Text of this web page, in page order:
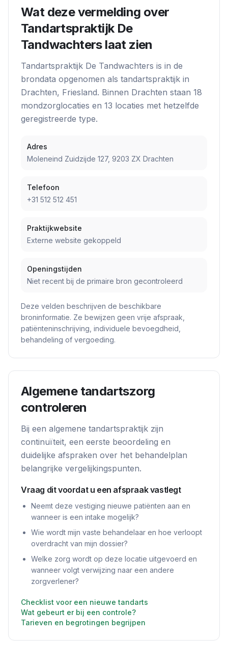
Wat deze vermelding over
Tandartspraktijk De
Tandwachterslaat zien
Tandartspraktijk De Tandwachters is in de
brondata opgenomen als tandartspraktijk in
Drachten, Friesland. Binnen Drachten staan 18
mondzorglocaties en 13 locaties met hetzelfde
geregistreerde type.
Adres
Moleneind Zuidzijde 127, 9203 ZX Drachten
Telefoon
+31 512 512 451
Praktijkwebsite
Externe website gekoppeld
Openingstijden
Niet recent bij de primaire bron gecontroleerd
Deze velden beschrijven de beschikbare
broninformatie. Ze bewijzen geen vrije afspraak,
patiënteninschrijving, individuele bevoegdheid,
behandeling of vergoeding.
Algemene tandartszorg
controleren
Bij een algemene tandartspraktijk zijn
continuïteit, een eerste beoordeling en
duidelijke afspraken over het behandelplan
belangrijke vergelijkingspunten.
Vraag dit voordat u een afspraak vastlegt
Neemt deze vestiging nieuwe patiënten aan en
wanneer is een intake mogelijk?
Wie wordt mijn vaste behandelaar en hoe verloopt
overdracht van mijn dossier?
Welke zorg wordt op deze locatie uitgevoerd en
wanneer volgt verwijzing naar een andere
zorgverlener?
Checklist voor een nieuwe tandarts
Wat gebeurt er bij een controle?
Tarieven en begrotingen begrijpen